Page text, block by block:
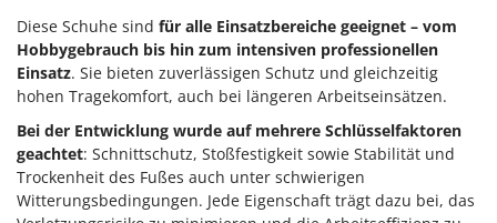
Diese Schuhe sind für alle Einsatzbereiche geeignet – vom
Hobbygebrauch bis hin zum intensiven professionellen
Einsatz. Sie bieten zuverlässigen Schutz und gleichzeitig
hohen Tragekomfort, auch bei längeren Arbeitseinsätzen.
Bei der Entwicklung wurde auf mehrere Schlüsselfaktoren
geachtet: Schnittschutz, Stoßfestigkeit sowie Stabilität und
Trockenheit des Fußes auch unter schwierigen
Witterungsbedingungen. Jede Eigenschaft trägt dazu bei, das